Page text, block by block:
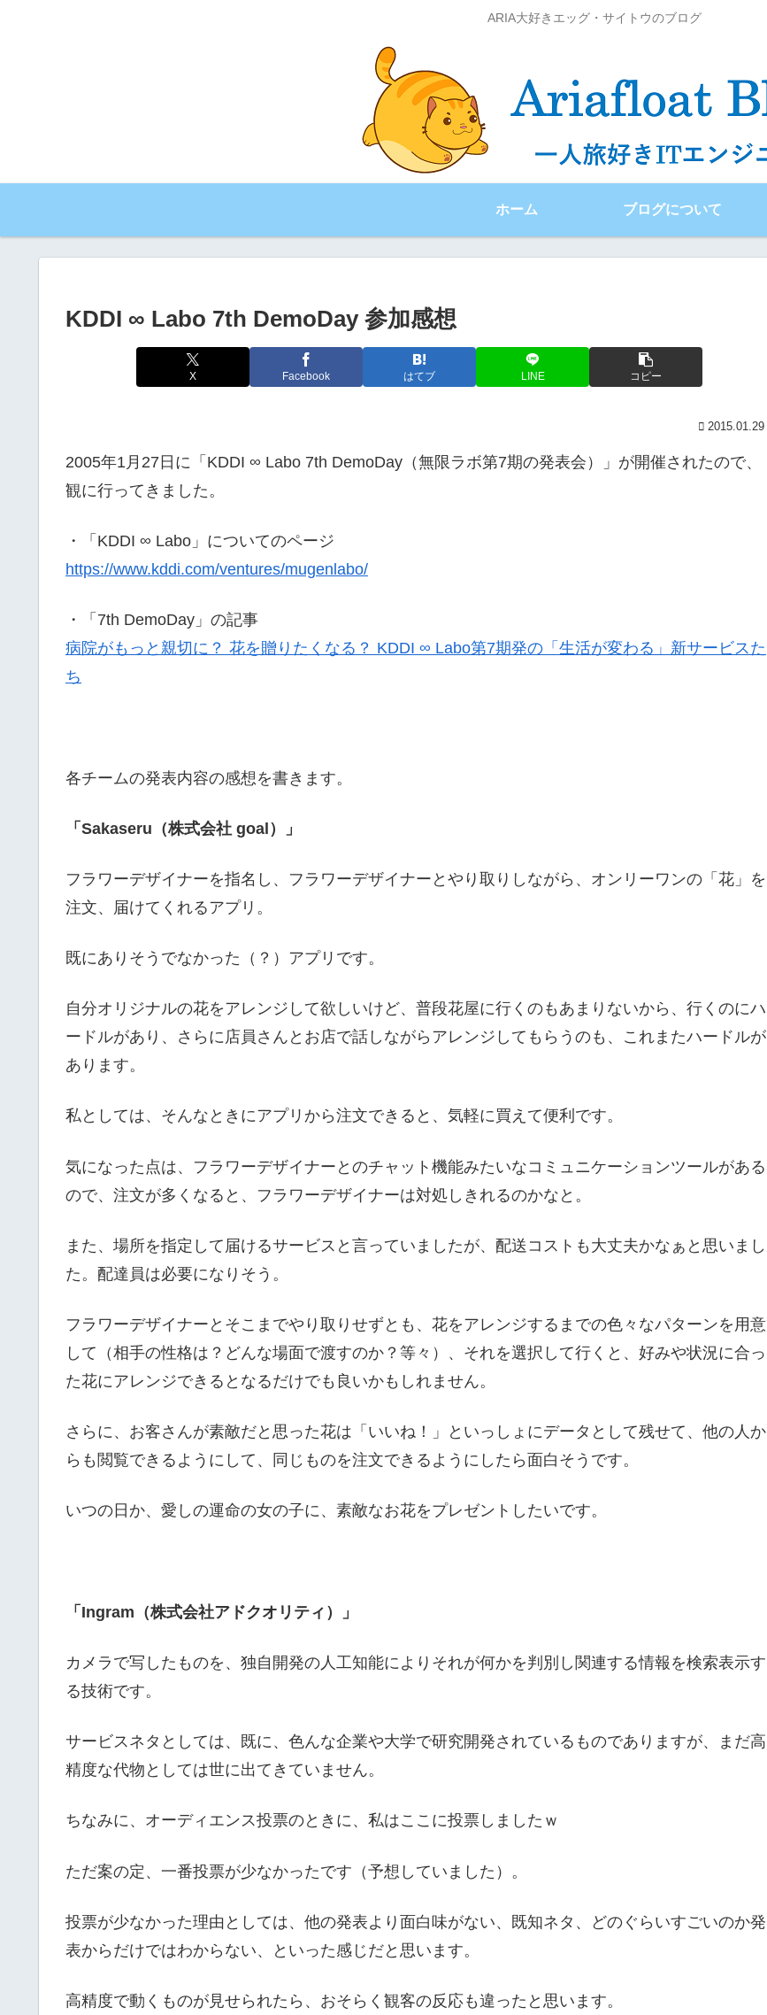
ARIA大好きエッグ・サイトウのブログ
ホーム ブログについて
KDDI ∞ Labo 7th DemoDay 参加感想
X Facebook はてブ LINE コピー
2015.01.29
2005年1月27日に「 KDDI ∞ Labo 7th DemoDay（無限ラボ第7期の発表会）」が開催されたので、
観に行ってきました。
・「KDDI ∞ Labo」についてのページ
https://www.kddi.com/ventures/mugenlabo/
・「7th DemoDay」の記事
病院がもっと親切に？ 花を贈りたくなる？ KDDI ∞ Labo第7期発の「生活が変わる」新サービスた
ち
各チームの発表内容の感想を書きます。
「Sakaseru（株式会社 goal）」
フラワーデザイナーを指名し、フラワーデザイナーとやり取りしながら、オンリーワンの「花」を
注文、届けてくれるアプリ。
既にありそうでなかった（？）アプリです。
自分オリジナルの花をアレンジして欲しいけど、普段花屋に行くのもあまりないから、行くのにハ
ードルがあり、さらに店員さんとお店で話しながらアレンジしてもらうのも、これまたハードルが
あります。
私としては、そんなときにアプリから注文できると、気軽に買えて便利です。
気になった点は、フラワーデザイナーとのチャット機能みたいなコミュニケーションツールがある
ので、注文が多くなると、フラワーデザイナーは対処しきれるのかなと。
また、場所を指定して届けるサービスと言っていましたが、配送コストも大丈夫かなぁと思いまし
た。配達員は必要になりそう。
フラワーデザイナーとそこまでやり取りせずとも、花をアレンジするまでの色々なパターンを用意
して（相手の性格は？どんな場面で渡すのか？等々）、それを選択して行くと、好みや状況に合っ
た花にアレンジできるとなるだけでも良いかもしれません。
さらに、お客さんが素敵だと思った花は「いいね！」といっしょにデータとして残せて、他の人か
らも閲覧できるようにして、同じものを注文できるようにしたら面白そうです。
いつの日か、愛しの運命の女の子に、素敵なお花をプレゼントしたいです。
「Ingram（株式会社アドクオリティ）」
カメラで写したものを、独自開発の人工知能によりそれが何かを判別し関連する情報を検索表示す
る技術です。
サービスネタとしては、既に、色んな企業や大学で研究開発されているものでありますが、まだ高
精度な代物としては世に出てきていません。
ちなみに、オーディエンス投票のときに、私はここに投票しましたｗ
ただ案の定、一番投票が少なかったです（予想していました）。
投票が少なかった理由としては、他の発表より面白味がない、既知ネタ、どのぐらいすごいのか発
表からだけではわからない、といった感じだと思います。
高精度で動くものが見せられたら、おそらく観客の反応も違ったと思います。